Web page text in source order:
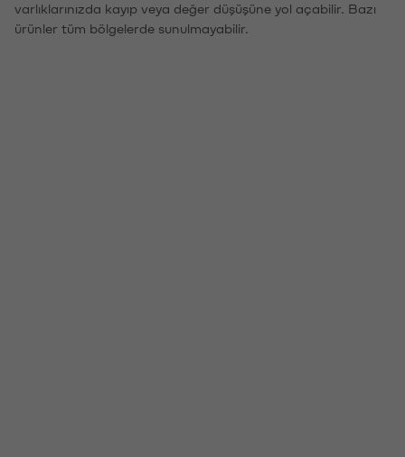
varlıklarınızda kayıp veya değer düşüşüne yol açabilir. Bazı
ürünler tüm bölgelerde sunulmayabilir.